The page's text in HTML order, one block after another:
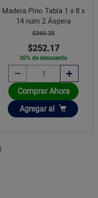
Madera Pino Tabla 1 x 8 x
14 núm 2 Áspera
$360.25
$252.17
30% de descuento
Comprar Ahora
Añadir
Agregar al